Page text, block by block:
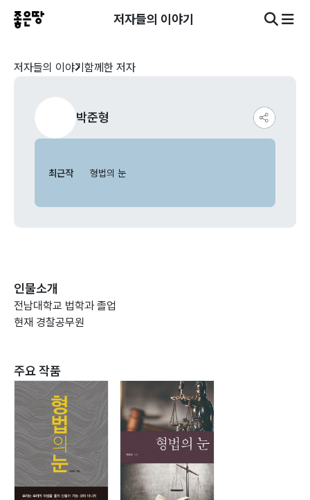
저자들의 이야기
저자들의 이야기 함께한 저자
박준형
최근작 형법의 눈
인물소개
전남대학교 법학과 졸업
현재 경찰공무원
주요 작품